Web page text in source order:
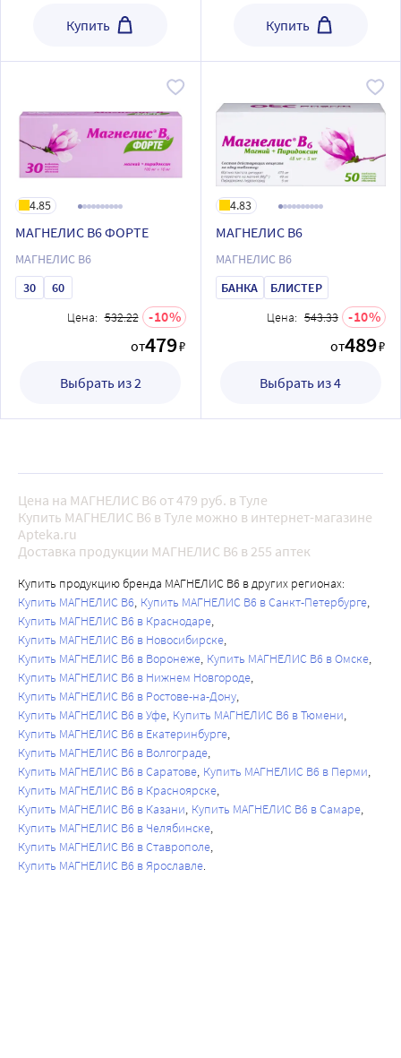
Купить Купить
4.85
МАГНЕЛИС В6 ФОРТЕ
МАГНЕЛИС B6
30
60
Цена: 532.22
10
от479₽
Выбрать из 2
4.83
МАГНЕЛИС В6
МАГНЕЛИС B6
БАНКА
БЛИСТЕР
Цена: 543.33
10
от489₽
Выбрать из 4
Цена на МАГНЕЛИС B6 от 479 руб. в Туле
Купить МАГНЕЛИС B6 в Туле можно в интернет-магазине
Apteka.ru
Доставка продукции МАГНЕЛИС B6 в 255 аптек
Купить продукцию бренда МАГНЕЛИС B6 в других регионах:
Купить МАГНЕЛИС B6 Купить МАГНЕЛИС B6 в Санкт-Петербурге
Купить МАГНЕЛИС B6 в Краснодаре
Купить МАГНЕЛИС B6 в Новосибирске
Купить МАГНЕЛИС B6 в Воронеже Купить МАГНЕЛИС B6 в Омске
Купить МАГНЕЛИС B6 в Нижнем Новгороде
Купить МАГНЕЛИС B6 в Ростове-на-Дону
Купить МАГНЕЛИС B6 в Уфе Купить МАГНЕЛИС B6 в Тюмени
Купить МАГНЕЛИС B6 в Екатеринбурге
Купить МАГНЕЛИС B6 в Волгограде
Купить МАГНЕЛИС B6 в Саратове Купить МАГНЕЛИС B6 в Перми
Купить МАГНЕЛИС B6 в Красноярске
Купить МАГНЕЛИС B6 в Казани Купить МАГНЕЛИС B6 в Самаре
Купить МАГНЕЛИС B6 в Челябинске
Купить МАГНЕЛИС B6 в Ставрополе
Купить МАГНЕЛИС B6 в Ярославле